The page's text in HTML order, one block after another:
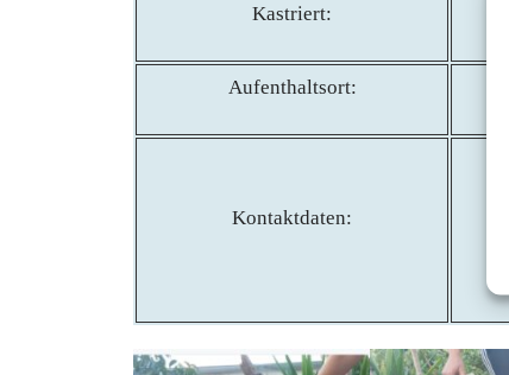
Kastriert:
Aufenthaltsort:
Kontaktdaten: